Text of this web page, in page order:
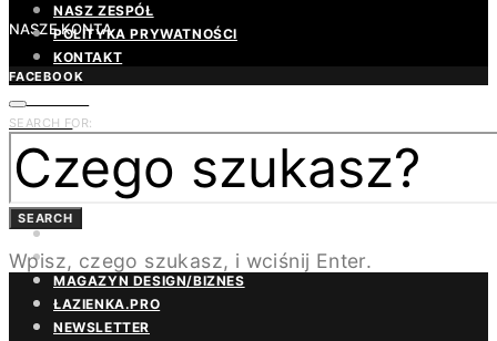
NASZE KONTA
FACEBOOK
INSTAGRAM
LINKEDIN
YOUTUBE
PINTEREST
TWITTER
REDAKCJA
BEZPŁATNA PRENUMERATA
MAGAZYN DESIGN/BIZNES
ŁAZIENKA.PRO
NEWSLETTER
NASZ ZESPÓŁ
POLITYKA PRYWATNOŚCI
KONTAKT
SEARCH FOR:
SEARCH
Wpisz, czego szukasz, i wciśnij Enter.